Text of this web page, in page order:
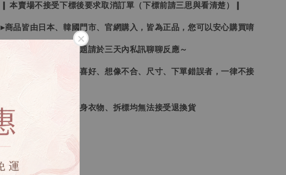
❙ 本賣場不接受下標後要求取消訂單（下標前請三思與看清楚）❙
▸商品皆由日本、韓國門市、官網購入，皆為正品，您可以安心購買唷
▸商品收到後有任何問題請於三天內私訊聊聊反應～
▸若因商品色差、個人喜好、想像不合、尺寸、下單錯誤者，一律不接
受退換貨
▸下水過後的商品、貼身衣物、拆標均無法接受退換貨